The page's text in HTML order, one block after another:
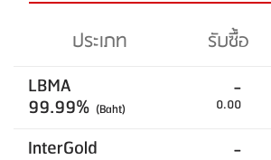
ประเภท รับซื้อ
LBMA
99.99% (Baht)
-
0.00
InterGold -